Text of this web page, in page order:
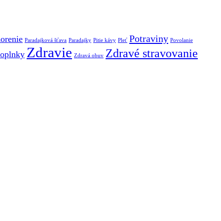
Paradajková šťava Paradajky Pitie kávy Pleť Potraviny Povolanie
Zdravie Zdravá obuv Zdravé stravovanie